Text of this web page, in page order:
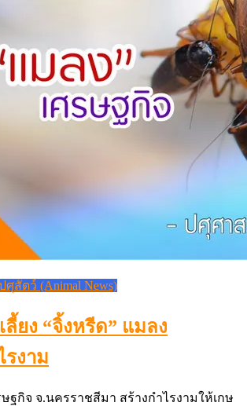
ศุสัตว์ (Animal News)
ยง “จิ้งหรีด” แมลง
รงาม
ษฐกิจ จ.นครราชสีมา สร้างกำไรงามให้เกษ